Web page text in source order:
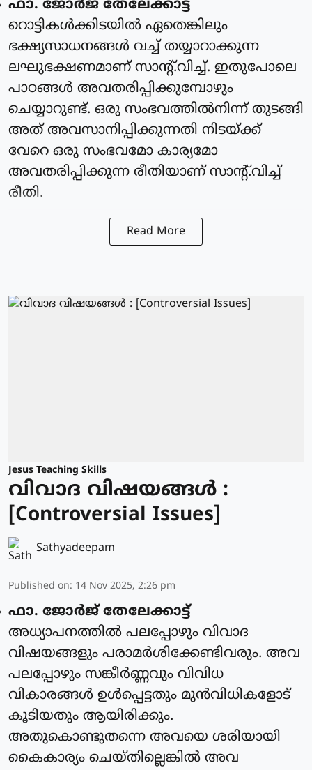
ഫാ. ജോര്‍ജ് തേലേക്കാട്ട്‌
റൊട്ടികൾക്കിടയിൽ ഏതെങ്കിലും
ഭക്ഷ്യസാധനങ്ങൾ വച്ച് തയ്യാറാക്കുന്ന
ലഘുഭക്ഷണമാണ് സാന്റ്.വിച്ച്. ഇതുപോലെ
പാഠങ്ങൾ അവതരിപ്പിക്കുമ്പോഴും
ചെയ്യാറുണ്ട്. ഒരു സംഭവത്തിൽനിന്ന് തുടങ്ങി
അത് അവസാനിപ്പിക്കുന്നതി നിടയ്ക്ക്
വേറെ ഒരു സംഭവമോ കാര്യമോ
അവതരിപ്പിക്കുന്ന രീതിയാണ് സാന്റ്.വിച്ച്
രീതി.
Read More
Jesus Teaching Skills
വിവാദ വിഷയങ്ങൾ :
[Controversial Issues]
Sathyadeepam
Published on: 14 Nov 2025, 2:26 pm
ഫാ. ജോര്‍ജ് തേലേക്കാട്ട്‌
അധ്യാപനത്തിൽ പലപ്പോഴും വിവാദ
വിഷയങ്ങളും പരാമർശിക്കേണ്ടിവരും. അവ
പലപ്പോഴും സങ്കീർണ്ണവും വിവിധ
വികാരങ്ങൾ ഉൾപ്പെട്ടതും മുൻവിധികളോട്
കൂടിയതും ആയിരിക്കും.
അതുകൊണ്ടുതന്നെ അവയെ ശരിയായി
കൈകാര്യം ചെയ്തില്ലെങ്കിൽ അവ